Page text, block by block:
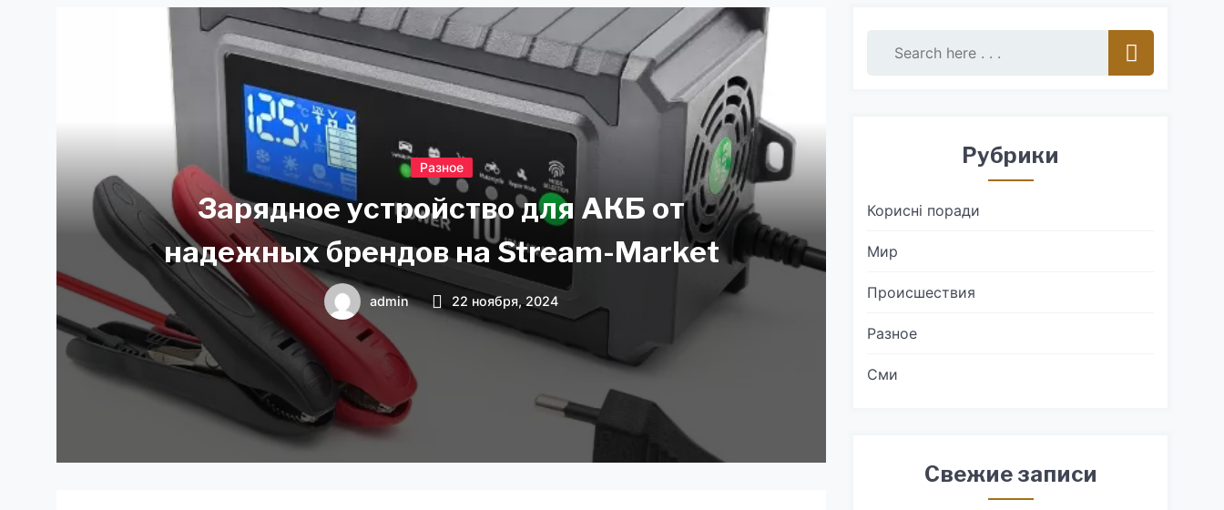
Разное
Зарядное устройство для АКБ от
надежных брендов на Stream-Market
admin 22 ноября, 2024
Рубрики
Корисні поради
Мир
Происшествия
Разное
Сми
Свежие записи